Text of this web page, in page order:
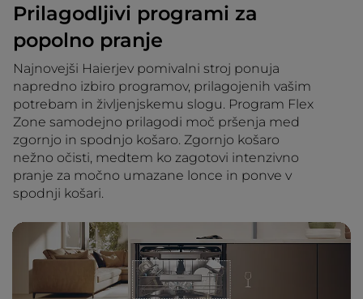
Prilagodljivi programi za
popolno pranje
Najnovejši Haierjev pomivalni stroj ponuja
napredno izbiro programov, prilagojenih vašim
potrebam in življenjskemu slogu. Program Flex
Zone samodejno prilagodi moč pršenja med
zgornjo in spodnjo košaro. Zgornjo košaro
nežno očisti, medtem ko zagotovi intenzivno
pranje za močno umazane lonce in ponve v
spodnji košari.